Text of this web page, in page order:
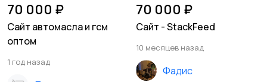
70 000 ₽
Сайт автомасла и гсм
оптом
1 год назад
70 000 ₽
Сайт - StackFeed
10 месяцев назад
Фадис